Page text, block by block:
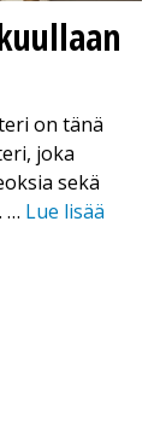
on tänä
joka
sekä
… Lue lisää